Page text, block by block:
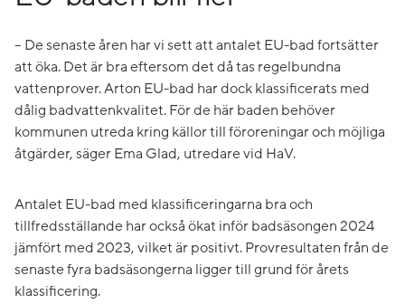
– De senaste åren har vi sett att antalet EU-bad fortsätter
att öka. Det är bra eftersom det då tas regelbundna
vattenprover. Arton EU-bad har dock klassificerats med
dålig badvattenkvalitet. För de här baden behöver
kommunen utreda kring källor till föroreningar och möjliga
åtgärder, säger Ema Glad, utredare vid HaV.
Antalet EU-bad med klassificeringarna bra och
tillfredsställande har också ökat inför badsäsongen 2024
jämfört med 2023, vilket är positivt. Provresultaten från de
senaste fyra badsäsongerna ligger till grund för årets
klassificering.